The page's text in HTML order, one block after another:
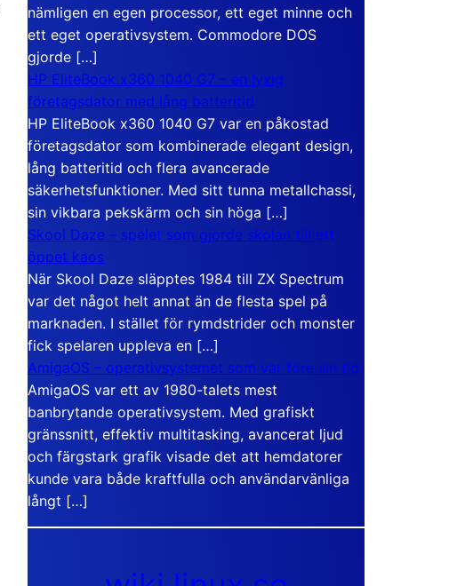
nämligen en egen processor, ett eget minne och
ett eget operativsystem. Commodore DOS
gjorde […]
HP EliteBook x360 1040 G7 – en lyxig
företagsdator med lång batteritid
HP EliteBook x360 1040 G7 var en påkostad
företagsdator som kombinerade elegant design,
lång batteritid och flera avancerade
säkerhetsfunktioner. Med sitt tunna metallchassi,
sin vikbara pekskärm och sin höga […]
Skool Daze – spelet som gjorde skolan till ett
öppet kaos
När Skool Daze släpptes 1984 till ZX Spectrum
var det något helt annat än de flesta spel på
marknaden. I stället för rymdstrider och monster
fick spelaren uppleva en […]
AmigaOS – operativsystemet som var före sin tid
AmigaOS var ett av 1980-talets mest
banbrytande operativsystem. Med grafiskt
gränssnitt, effektiv multitasking, avancerat ljud
och färgstark grafik visade det att hemdatorer
kunde vara både kraftfulla och användarvänliga
långt […]